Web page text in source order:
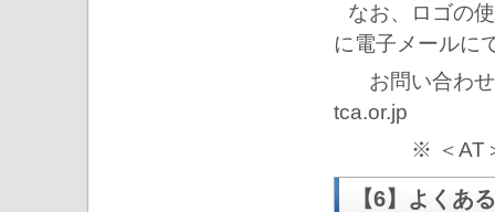
なお、ロゴの
に電子メールに
お問い合
tca.or.jp
※ ＜AT
【6】よくあ